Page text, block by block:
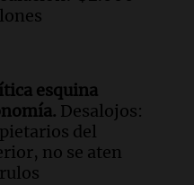
2,9% registrado
rescataron a una
esquina
Desalojos:
del
no se aten